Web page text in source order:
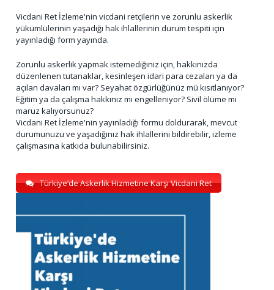
Vicdani Ret İzleme'nin vicdani retçilerin ve zorunlu askerlik
yükümlülerinin yaşadığı hak ihlallerinin durum tespiti için
yayınladığı form yayında.
Zorunlu askerlik yapmak istemediğiniz için, hakkınızda
düzenlenen tutanaklar, kesinleşen idari para cezaları ya da
açılan davaları mı var? Seyahat özgürlüğünüz mü kısıtlanıyor?
Eğitim ya da çalışma hakkınız mı engelleniyor? Sivil ölüme mi
maruz kalıyorsunuz?
Vicdani Ret İzleme'nin yayınladığı formu doldurarak, mevcut
durumunuzu ve yaşadığınız hak ihlallerini bildirebilir, izleme
çalışmasına katkıda bulunabilirsiniz.
Türkiye’de Askerlik Hizmetine Karşı Vicdani Ret